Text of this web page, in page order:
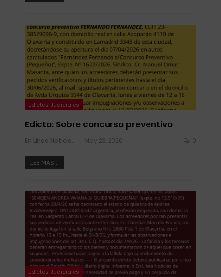
Edictos Judiciales
Edicto: Sobre concurso preventivo
En Linea Noticias May 23, 2026 0
LEE MAS...
Edictos Judiciales